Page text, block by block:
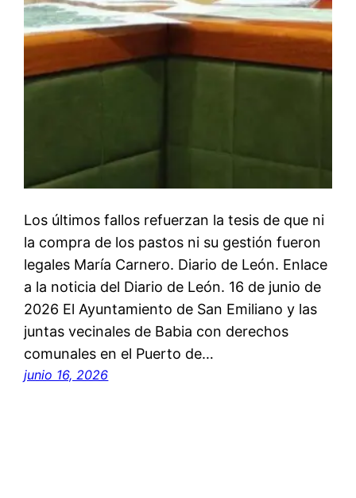
Los últimos fallos refuerzan la tesis de que ni
la compra de los pastos ni su gestión fueron
legales María Carnero. Diario de León. Enlace
a la noticia del Diario de León. 16 de junio de
2026 El Ayuntamiento de San Emiliano y las
juntas vecinales de Babia con derechos
comunales en el Puerto de…
junio 16, 2026